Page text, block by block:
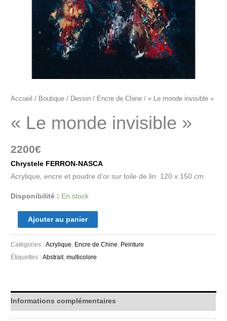
Accueil / Boutique / Dessin / Encre de Chine / « Le monde invisible »
« Le monde invisible »
2200€
Chrystele FERRON-NASCA
Acrylique, encre et poudre d’or sur toile de lin 120 x 150 cm
Disponibilité : En stock
Ajouter au panier
Catégories :Acrylique Encre de Chine Peinture
Étiquettes :Abstrait,multicolore
Informations complémentaires